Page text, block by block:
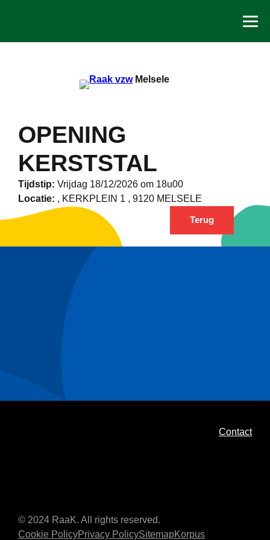
Melsele
OPENING
KERSTSTAL
Tijdstip: Vrijdag 18/12/2026 om 18u00
Locatie: , KERKPLEIN 1 , 9120 MELSELE
Terug
Contact
© 2024 RaaK. All rights reserved.
Cookie PolicyPrivacy PolicySitemapKorpus